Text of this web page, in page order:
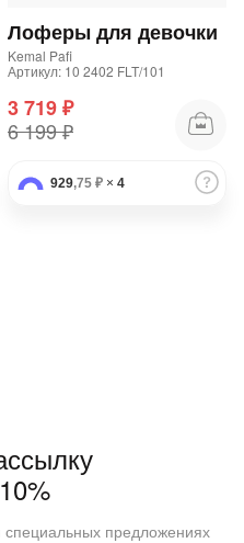
Лоферы для девочки
Kemal Pafi
Артикул: 10 2402 FLT/101
3 719 ₽
6 199 ₽
929,75 ₽ × 4
предложениях
раз в 2
вопросы?
02-51